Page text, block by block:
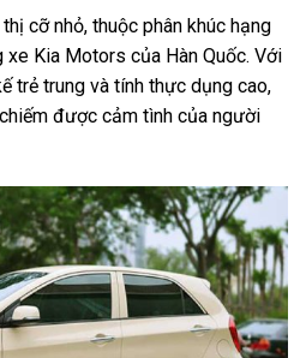
cỡ nhỏ, thuộc phân khúc hạng
Kia Motors của Hàn Quốc. Với
trẻ trung và tính thực dụng cao,
được cảm tình của người